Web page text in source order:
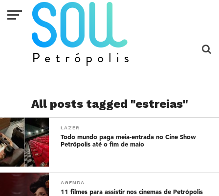
All posts tagged "estreias"
LAZER
Todo mundo paga meia-entrada no Cine Show
Petrópolis até o fim de maio
AGENDA
11 filmes para assistir nos cinemas de Petrópolis